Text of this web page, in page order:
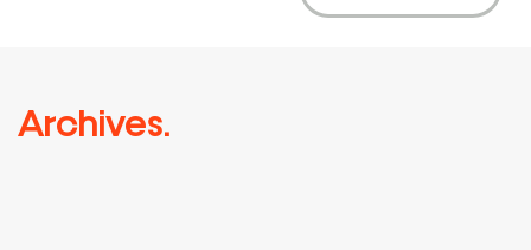
Archives.